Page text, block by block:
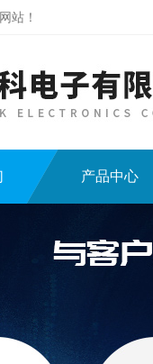
站！
产品中心